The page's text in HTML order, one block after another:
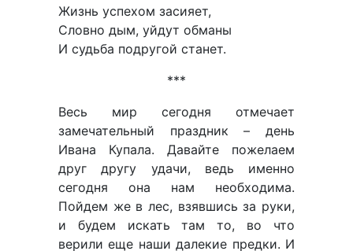
Жизнь успехом засияет,
Словно дым, уйдут обманы
И судьба подругой станет.
***
Весь мир сегодня отмечает
замечательный праздник – день
Ивана Купала. Давайте пожелаем
друг другу удачи, ведь именно
сегодня она нам необходима.
Пойдем же в лес, взявшись за руки,
и будем искать там то, во что
верили еще наши далекие предки. И